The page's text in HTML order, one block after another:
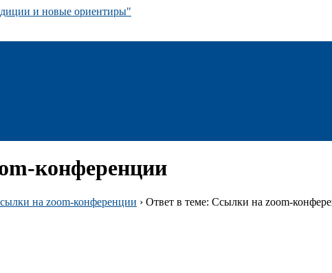
конференции
на zoom-конференции › Ответ в теме: Ссылки на zoom-